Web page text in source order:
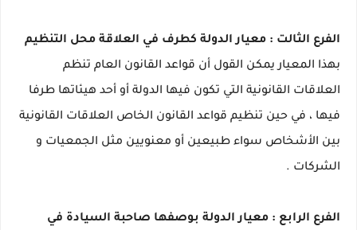
الفرع الثالت : معيار الدولة كطرف في العلاقة محل التنظيم
بهذا المعيار يمكن القول أن قواعد القانون العام تنظم
العلاقات القانونية التي تكون فيها الدولة أو أحد هيئاتها طرفا
فيها ، في حين تنظيم قواعد القانون الخاص العلاقات القانونية
بين الأشخاص سواء طبيعين أو معنويين مثل الجمعيات و
الشركات .
الفرع الرابع : معيار الدولة بوصفها صاحبة السيادة في